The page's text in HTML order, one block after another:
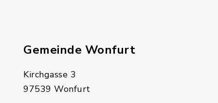
Gemeinde Wonfurt
Kirchgasse 3
97539 Wonfurt